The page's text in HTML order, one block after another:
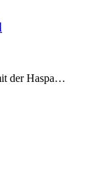
der Haspa…